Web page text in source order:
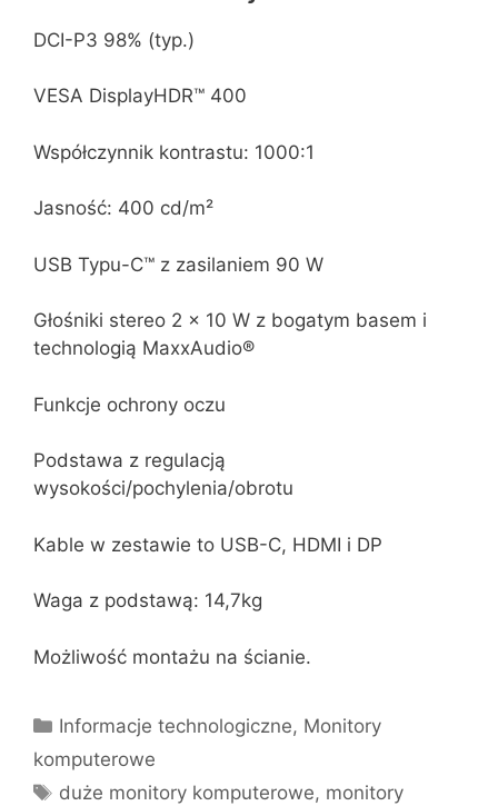
DCI-P3 98% (typ.)
VESA DisplayHDR™ 400
Współczynnik kontrastu: 1000:1
Jasność: 400 cd/m²
USB Typu-C™ z zasilaniem 90 W
Głośniki stereo 2 x 10 W z bogatym basem i
technologią MaxxAudio®
Funkcje ochrony oczu
Podstawa z regulacją
wysokości/pochylenia/obrotu
Kable w zestawie to USB-C, HDMI i DP
Waga z podstawą: 14,7kg
Możliwość montażu na ścianie.
Kategorie
Informacje technologiczne, Monitory
komputerowe
Tagi
duże monitory komputerowe, monitory